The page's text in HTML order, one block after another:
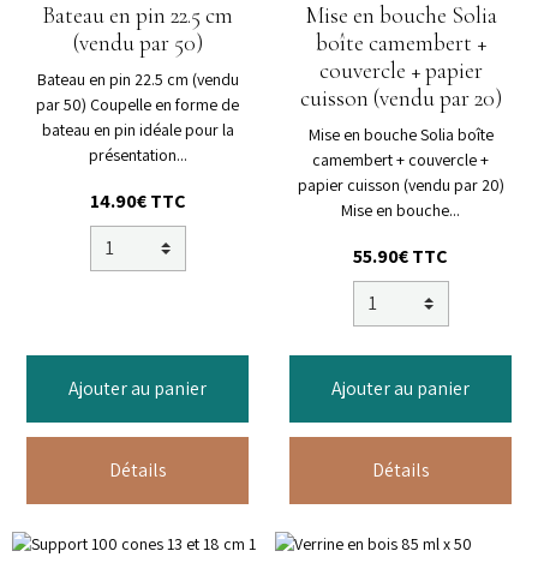
Bateau en pin 22.5 cm
(vendu par 50)
Bateau en pin 22.5 cm (vendu
par 50) Coupelle en forme de
bateau en pin idéale pour la
présentation...
14.90€ TTC
Ajouter au panier
Détails
Mise en bouche Solia
boîte camembert +
couvercle + papier
cuisson (vendu par 20)
Mise en bouche Solia boîte
camembert + couvercle +
papier cuisson (vendu par 20)
Mise en bouche...
55.90€ TTC
Ajouter au panier
Détails